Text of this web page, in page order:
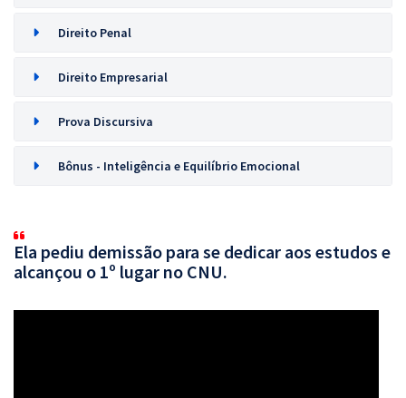
Direito Penal
Direito Empresarial
Prova Discursiva
Bônus - Inteligência e Equilíbrio Emocional
Ela pediu demissão para se dedicar aos estudos e
alcançou o 1º lugar no CNU.